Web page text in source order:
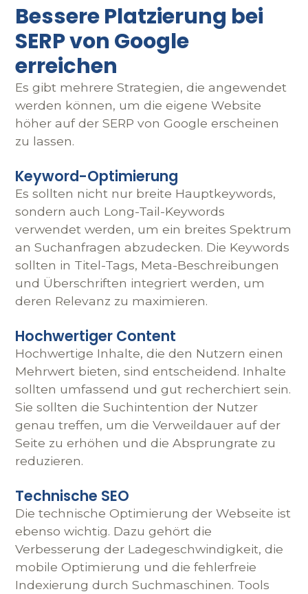
Bessere Platzierung bei
SERP von Google
erreichen
Es gibt mehrere Strategien, die angewendet
werden können, um die eigene Website
höher auf der SERP von Google erscheinen
zu lassen.
Keyword-Optimierung
Es sollten nicht nur breite Hauptkeywords,
sondern auch Long-Tail-Keywords
verwendet werden, um ein breites Spektrum
an Suchanfragen abzudecken. Die Keywords
sollten in Titel-Tags, Meta-Beschreibungen
und Überschriften integriert werden, um
deren Relevanz zu maximieren.
Hochwertiger Content
Hochwertige Inhalte, die den Nutzern einen
Mehrwert bieten, sind entscheidend. Inhalte
sollten umfassend und gut recherchiert sein.
Sie sollten die Suchintention der Nutzer
genau treffen, um die Verweildauer auf der
Seite zu erhöhen und die Absprungrate zu
reduzieren.
Technische SEO
Die technische Optimierung der Webseite ist
ebenso wichtig. Dazu gehört die
Verbesserung der Ladegeschwindigkeit, die
mobile Optimierung und die fehlerfreie
Indexierung durch Suchmaschinen. Tools